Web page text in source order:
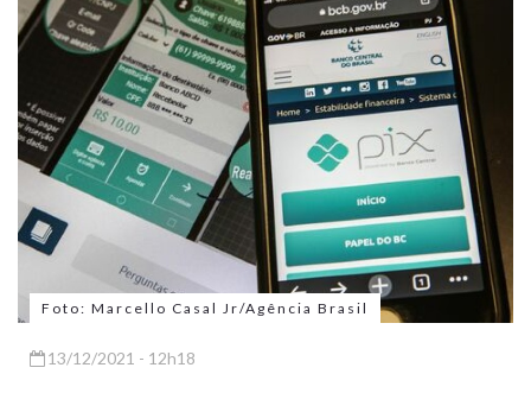
Foto: Marcello Casal Jr/Agência Brasil
13/12/2021 - 12h18